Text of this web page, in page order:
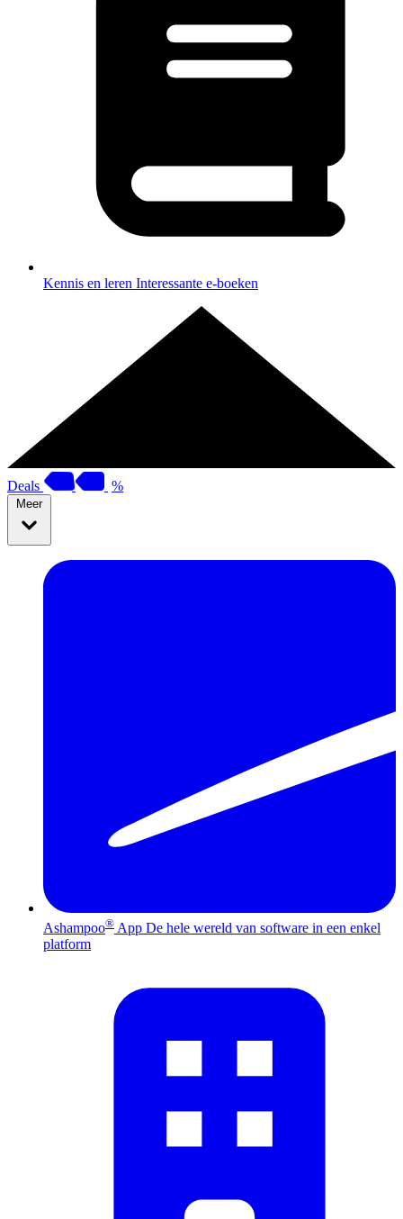
Kennis en leren Interessante e-boeken
Deals %
Meer
Ashampoo® App De hele wereld van software in een enkel
platform